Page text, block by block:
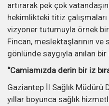
artırarak pek çok
hekimlikteki titiz
vizyoner tutumuyla örnek
Fincan, meslektaşlarının ve
gönlünde saygıyla anılan
“Camiamızda derin bir iz
Gaziantep İl Sağlık Müdürü
yıllar boyunca sağlık